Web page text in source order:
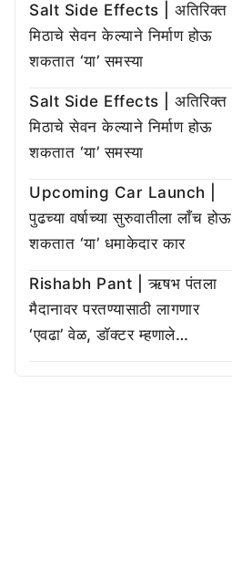
Salt Side Effects | अतिरिक्त
मिठाचे सेवन केल्याने निर्माण होऊ
शकतात ‘या’ समस्या
Salt Side Effects | अतिरिक्त
मिठाचे सेवन केल्याने निर्माण होऊ
शकतात ‘या’ समस्या
Upcoming Car Launch |
पुढच्या वर्षाच्या सुरुवातीला लाँच होऊ
शकतात ‘या’ धमाकेदार कार
Rishabh Pant | ऋषभ पंतला
मैदानावर परतण्यासाठी लागणार
‘एवढा’ वेळ, डॉक्टर म्हणाले…